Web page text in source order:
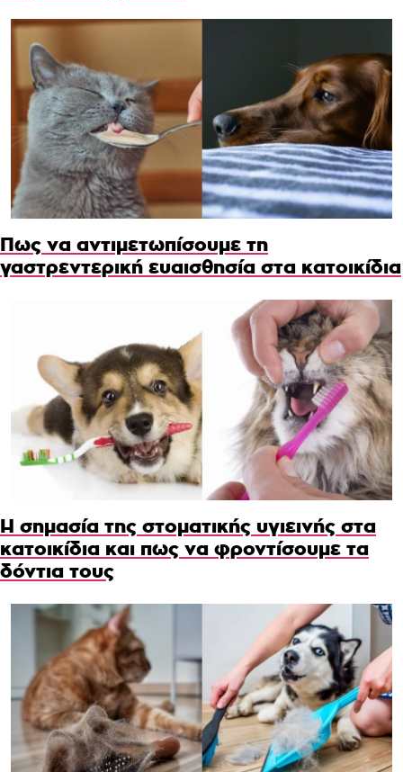
Πως να αντιμετωπίσουμε τη
γαστρεντερική ευαισθησία στα κατοικίδια
Η σημασία της στοματικής υγιεινής στα
κατοικίδια και πως να φροντίσουμε τα
δόντια τους